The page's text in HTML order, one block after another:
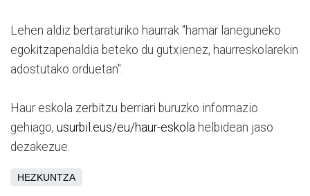
Lehen aldiz bertaraturiko haurrak "hamar laneguneko
egokitzapenaldia beteko du gutxienez, haurreskolarekin
adostutako orduetan".
Haur eskola zerbitzu berriari buruzko informazio
gehiago, usurbil.eus/eu/haur-eskola helbidean jaso
dezakezue.
HEZKUNTZA